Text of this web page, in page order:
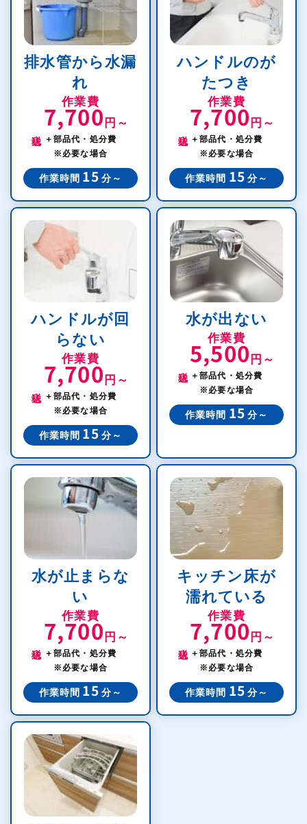
排水管から水漏
れ
作業費
7,700 円～
＋部品代・処分費
※必要な場合
作業時間 15 分～
ハンドルのが
たつき
作業費
7,700 円～
＋部品代・処分費
※必要な場合
作業時間 15 分～
ハンドルが回
らない
作業費
7,700 円～
＋部品代・処分費
※必要な場合
作業時間 15 分～
水が出ない
作業費
5,500 円～
＋部品代・処分費
※必要な場合
作業時間 15 分～
水が止まらな
い
作業費
7,700 円～
＋部品代・処分費
※必要な場合
作業時間 15 分～
キッチン床が
濡れている
作業費
7,700 円～
＋部品代・処分費
※必要な場合
作業時間 15 分～